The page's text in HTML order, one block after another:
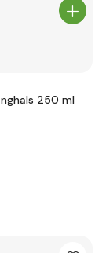
250 ml